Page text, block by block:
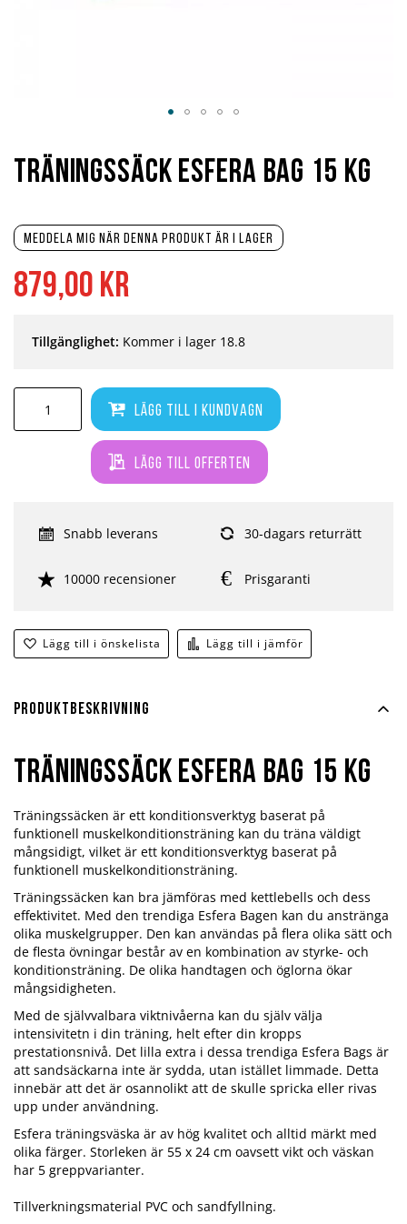
879,00 kr
Meddela mig när denna produkt är i lager
Lägg till i kundvagn
Lägg till offerten
Lägg till i önskelista Lägg till i jämför
Tillgänglighet: Kommer i lager 18.8
Snabb leverans 30-dagars returrätt
10000 recensioner Prisgaranti
Träningssäck Esfera Bag 15 kg
början
Produktbeskrivning
Träningssäck Esfera Bag 15 kg
Träningssäcken är ett konditionsverktyg baserat på
funktionell muskelkonditionsträning kan du träna väldigt
mångsidigt, vilket är ett konditionsverktyg baserat på
funktionell muskelkonditionsträning.
Träningssäcken kan bra jämföras med kettlebells och dess
effektivitet. Med den trendiga Esfera Bagen kan du anstränga
olika muskelgrupper. Den kan användas på flera olika sätt och
de flesta övningar består av en kombination av styrke- och
konditionsträning. De olika handtagen och öglorna ökar
mångsidigheten.
Med de självvalbara viktnivåerna kan du själv välja
intensivitetn i din träning, helt efter din kropps
prestationsnivå. Det lilla extra i dessa trendiga Esfera Bags är
att sandsäckarna inte är sydda, utan istället limmade. Detta
innebär att det är osannolikt att de skulle spricka eller rivas
upp under användning.
Esfera träningsväska är av hög kvalitet och alltid märkt med
olika färger. Storleken är 55 x 24 cm oavsett vikt och väskan
har 5 greppvarianter.
Tillverkningsmaterial PVC och sandfyllning.